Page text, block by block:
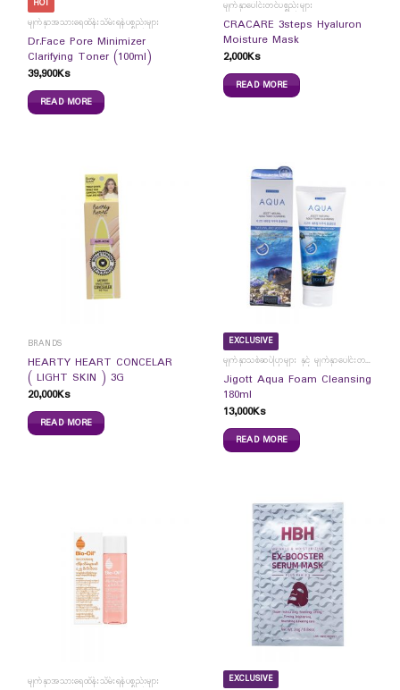
HOT
မျက်နှာအသားရေထိန်းသိမ်းရန်ပစ္စည်းများ
Dr.Face Pore Minimizer
Clarifying Toner (100ml)
39,900Ks
READ MORE
မျက်နှာပေါင်းတင်ပစ္စည်းများ
CRACARE 3steps Hyaluron
Moisture Mask
2,000Ks
READ MORE
BRANDS
HEARTY HEART CONCELAR
( LIGHT SKIN ) 3G
20,000Ks
READ MORE
EXCLUSIVE
မျက်နှာသစ်ဆပ်ပြာများ နှင့် မျက်နှာပေါင်းတင်ကပ်ခွာများ
Jigott Aqua Foam Cleansing
180ml
13,000Ks
READ MORE
မျက်နှာအသားရေထိန်းသိမ်းရန်ပစ္စည်းများ
EXCLUSIVE